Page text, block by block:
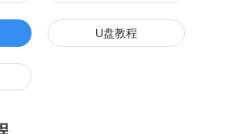
U盘教程